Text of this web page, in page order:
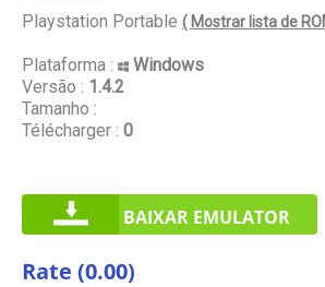
Playstation Portable ( Mostrar lista de
Plataforma :
Windows
Versão : 1.4.2
Tamanho :
Télécharger : 0
BAIXAR EMULATOR
Rate (0.00)